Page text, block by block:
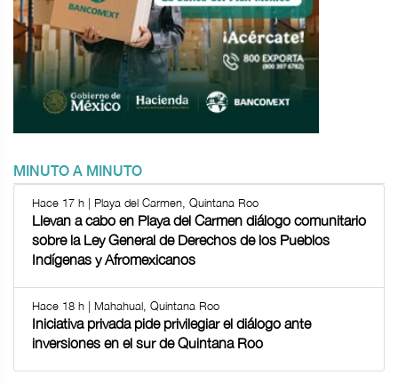
MINUTO A MINUTO
Hace 17 h | Playa del Carmen, Quintana Roo
Llevan a cabo en Playa del Carmen diálogo comunitario
sobre la Ley General de Derechos de los Pueblos
Indígenas y Afromexicanos
Hace 18 h | Mahahual, Quintana Roo
Iniciativa privada pide privilegiar el diálogo ante
inversiones en el sur de Quintana Roo